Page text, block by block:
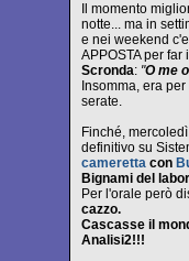
Il momento
notte... ma in
e nei weekend
APPOSTA per
Scronda: "O me
Insomma, era
serate.
Finché,
definitivo su
cameretta con
Bignami del
Per l'orale però
cazzo.
Cascasse il
Analisi2!!!